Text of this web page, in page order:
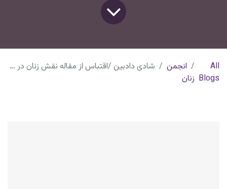
All
Blogs
انجمن
زنان
شادی دادبين /اقتباس از مقاله نقش زنان در كارآفرينی و مشکلات پيش رو